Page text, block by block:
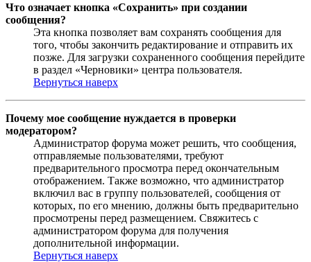
Что означает кнопка «Сохранить» при создании
сообщения?
Эта кнопка позволяет вам сохранять сообщения для
того, чтобы закончить редактирование и отправить их
позже. Для загрузки сохраненного сообщения перейдите
в раздел «Черновики» центра пользователя.
Вернуться наверх
Почему мое сообщение нуждается в проверки
модератором?
Администратор форума может решить, что сообщения,
отправляемые пользователями, требуют
предварительного просмотра перед окончательным
отображением. Также возможно, что администратор
включил вас в группу пользователей, сообщения от
которых, по его мнению, должны быть предварительно
просмотрены перед размещением. Свяжитесь с
администратором форума для получения
дополнительной информации.
Вернуться наверх